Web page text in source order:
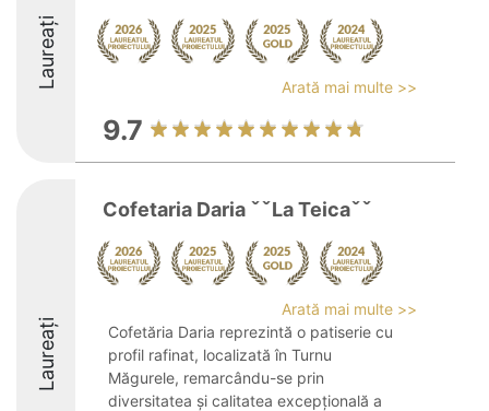
Laureați Arată mai multe >>
9.7
Laureați
Cofetaria Daria ˇˇLa Teicaˇˇ
Arată mai multe >>
Cofetăria Daria reprezintă o patiserie cu
profil rafinat, localizată în Turnu
Măgurele, remarcându-se prin
diversitatea și calitatea excepțională a